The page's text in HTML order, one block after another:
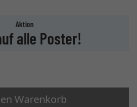
Aktion
alle Poster!
Warenkorb